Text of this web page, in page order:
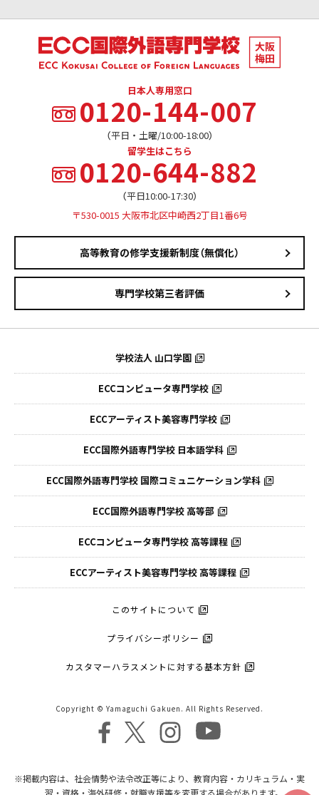
日本人専用窓口
0120-144-007
（平日・土曜/10:00-18:00）
留学生はこちら
0120-644-882
（平日10:00-17:30）
〒530-0015 大阪市北区中崎西2丁目1番6号
高等教育の修学支援新制度（無償化）
専門学校第三者評価
学校法人 山口学園
ECCコンピュータ専門学校
ECCアーティスト美容専門学校
ECC国際外語専門学校 日本語学科
ECC国際外語専門学校 国際コミュニケーション学科
ECC国際外語専門学校 高等部
ECCコンピュータ専門学校 高等課程
ECCアーティスト美容専門学校 高等課程
このサイトについて
プライバシーポリシー
カスタマーハラスメントに対する基本方針
Copyright © Yamaguchi Gakuen. All Rights Reserved.
※掲載内容は、社会情勢や法令改正等により、教育内容・カリキュラム・実